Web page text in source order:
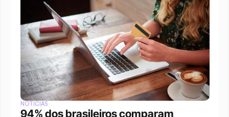
NOTÍCIAS
94% dos brasileiros comparam